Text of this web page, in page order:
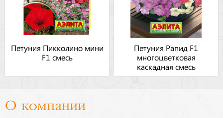
Петуния Пикколино мини
F1 смесь
Петуния Рапид F1
многоцветковая
каскадная смесь
О компании